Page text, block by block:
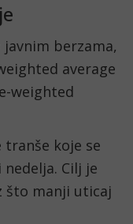
berzama,
average
weighted
tranše koje se
Cilj je
što manji uticaj